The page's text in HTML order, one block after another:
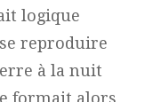
logique
reproduire
à la nuit
formait alors